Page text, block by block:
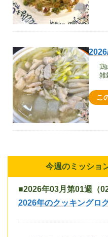
鶏
雑
こ
今週のミッショ
■2026年03月第01週（
2026年のクッキングロ